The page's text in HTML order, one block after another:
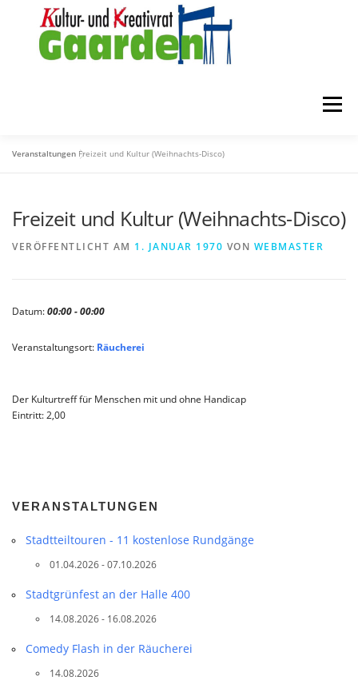
Menü
MITGLIEDER KONTAKT
Veranstaltungen Freizeit und Kultur (Weihnachts-Disco)
Freizeit und Kultur (Weihnachts-Disco)
VERÖFFENTLICHT AM 1. JANUAR 1970 VON WEBMASTER
Datum:00:00 - 00:00
Veranstaltungsort: Räucherei
Der Kulturtreff für Menschen mit und ohne Handicap
Eintritt: 2,00 
VERANSTALTUNGEN
Stadtteil­touren - 11 kostenlose Rundgänge
01.04.2026 - 07.10.2026
Stadtgrünfest an der Halle 400
14.08.2026 - 16.08.2026
Comedy Flash in der Räucherei
14.08.2026